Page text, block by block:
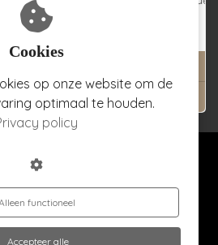
voorwaarden
en retourneren
Cookies
op onze website om de
optimaal te houden.
policy
functioneel
Accepteer alle